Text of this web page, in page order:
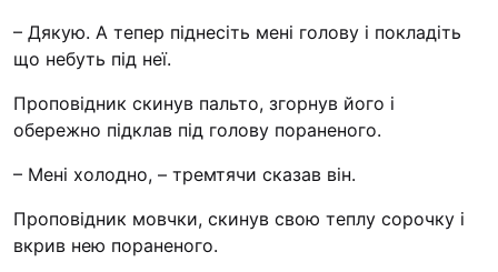
Одна церква – одна
одна родина
“КОПА”
Як допомогти
– Дякую. А тепер піднесіть мені голову і покладіть
що небуть під неї.
Проповідник скинув пальто, згорнув його і
обережно підклав під голову пораненого.
– Мені холодно, – тремтячи сказав він.
Проповідник мовчки, скинув свою теплу сорочку і
вкрив нею пораненого.